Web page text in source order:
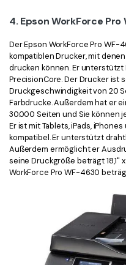
4. Epson WorkForce Pro
Der Epson WorkForce Pro
kompatiblen Drucker, mit
drucken können. Er
PrecisionCore. Der Drucker ist
Druckgeschwindigkeit von 20
Farbdrucke. Außerdem hat er
30.000 Seiten und Sie können
Er ist mit Tablets, iPads,
kompatibel. Er unterstützt
Außerdem ermöglicht er
seine Druckgröße beträgt 18,1" x
WorkForce Pro WF-4630